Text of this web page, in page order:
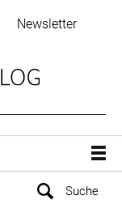
Newsletter